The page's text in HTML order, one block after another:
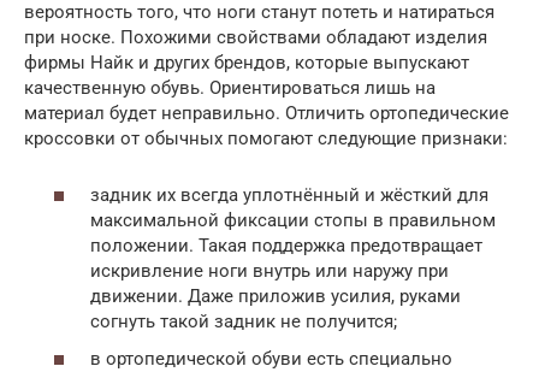
вероятность того, что ноги станут потеть и натираться
при носке. Похожими свойствами обладают изделия
фирмы Найк и других брендов, которые выпускают
качественную обувь. Ориентироваться лишь на
материал будет неправильно. Отличить ортопедические
кроссовки от обычных помогают следующие признаки:
задник их всегда уплотнённый и жёсткий для
максимальной фиксации стопы в правильном
положении. Такая поддержка предотвращает
искривление ноги внутрь или наружу при
движении. Даже приложив усилия, руками
согнуть такой задник не получится;
в ортопедической обуви есть специально